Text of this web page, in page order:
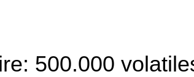
500.000